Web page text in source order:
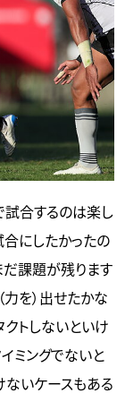
試合するのは楽し
合にしたかったの
だ課題が残ります
力を）出せたかな
クトしないといけ
ミングでないと
ないケースもある